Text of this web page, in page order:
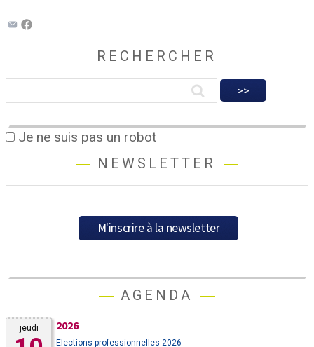
RECHERCHER
Je ne suis pas un robot
NEWSLETTER
AGENDA
jeudi 2026
Elections professionnelles 2026